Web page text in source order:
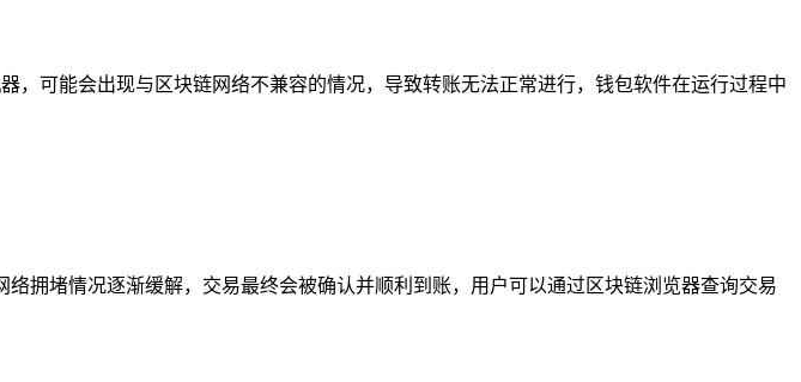
，可能会出现与区块链网络不兼容的情况，导致转账无法正常进行，钱包软件在运行过程中
拥堵情况逐渐缓解，交易最终会被确认并顺利到账，用户可以通过区块链浏览器查询交易